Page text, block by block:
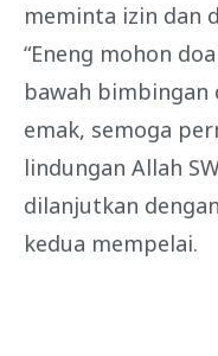
meminta izin dan
“Eneng mohon
bawah bimbingan
emak, semoga
lindungan Allah
dilanjutkan
kedua mempelai.